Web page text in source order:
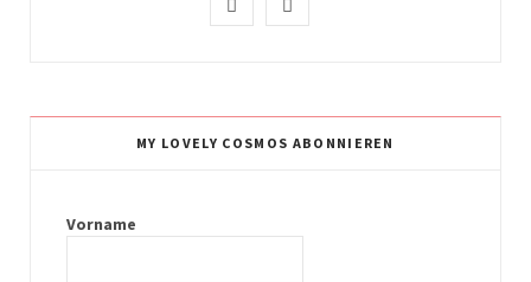
t
t
MY LOVELY COSMOS ABONNIEREN
Vorname